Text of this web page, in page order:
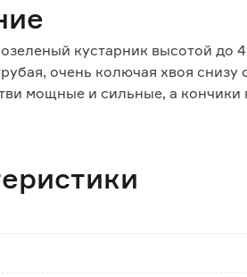
кустарник высотой до
очень колючая хвоя
мощные и сильные, а
растение нужно обильно
горшке. До